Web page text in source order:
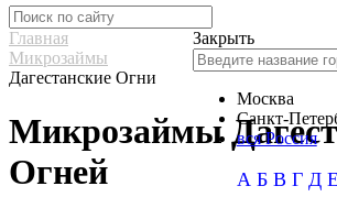
Закрыть
Москва
Санкт-
вся Россия
А Б В Г Д Е
Главная
Микрозаймы
Дагестанские Огни
Микрозаймы
Огней